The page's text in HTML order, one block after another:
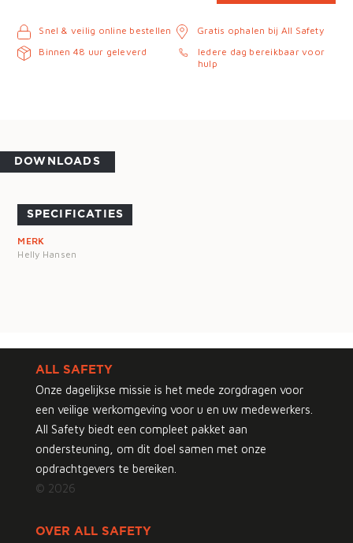
Snel & veilig online bestellen
Binnen 48 uur geleverd
Gratis ophalen bij All Safety
Iedere dag bereikbaar voor
hulp
DOWNLOADS
SPECIFICATIES
MERK
Helly Hansen
ALL SAFETY
Onze dagelijkse missie is het mede zorgdragen voor
een veilige werkomgeving voor u en uw medewerkers.
All Safety biedt een compleet pakket aan
ondersteuning, om dit doel samen met onze
opdrachtgevers te bereiken.
© 2026
OVER ALL SAFETY